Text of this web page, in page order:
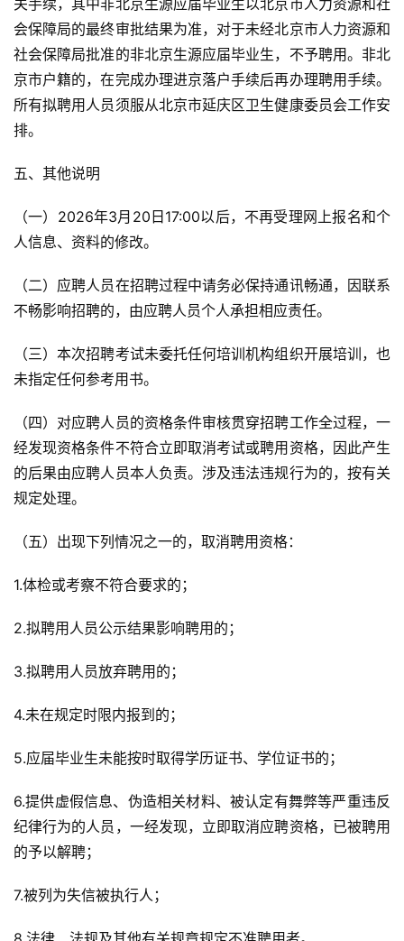
关手续，其中非北京生源应届毕业生以北京市人力资源和社
会保障局的最终审批结果为准，对于未经北京市人力资源和
社会保障局批准的非北京生源应届毕业生，不予聘用。非北
京市户籍的，在完成办理进京落户手续后再办理聘用手续。
所有拟聘用人员须服从北京市延庆区卫生健康委员会工作安
排。
五、其他说明
（一）2026年3月20日17:00以后，不再受理网上报名和个
人信息、资料的修改。
（二）应聘人员在招聘过程中请务必保持通讯畅通，因联系
不畅影响招聘的，由应聘人员个人承担相应责任。
（三）本次招聘考试未委托任何培训机构组织开展培训，也
未指定任何参考用书。
（四）对应聘人员的资格条件审核贯穿招聘工作全过程，一
经发现资格条件不符合立即取消考试或聘用资格，因此产生
的后果由应聘人员本人负责。涉及违法违规行为的，按有关
规定处理。
（五）出现下列情况之一的，取消聘用资格：
1.体检或考察不符合要求的；
2.拟聘用人员公示结果影响聘用的；
3.拟聘用人员放弃聘用的；
4.未在规定时限内报到的；
5.应届毕业生未能按时取得学历证书、学位证书的；
6.提供虚假信息、伪造相关材料、被认定有舞弊等严重违反
纪律行为的人员，一经发现，立即取消应聘资格，已被聘用
的予以解聘；
7.被列为失信被执行人；